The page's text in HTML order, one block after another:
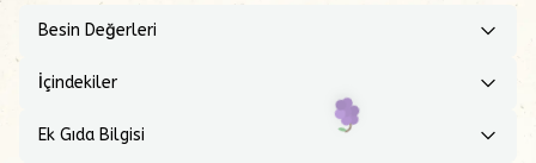
Besin Değerleri
İçindekiler
Ek Gıda Bilgisi